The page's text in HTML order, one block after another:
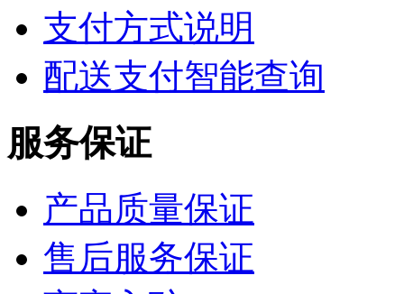
支付方式说明
配送支付智能查询
服务保证
产品质量保证
售后服务保证